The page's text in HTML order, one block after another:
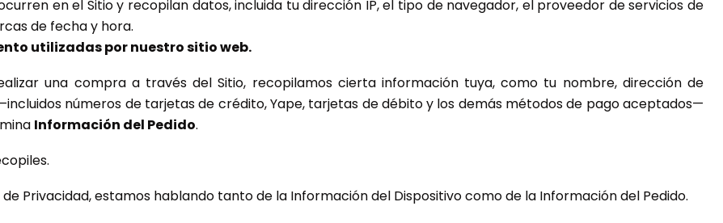
en el Sitio y recopilan datos, incluida tu dirección IP, el tipo de navegador, el proveedor de servicios de
de fecha y hora.
utilizadas por nuestro sitio web.
una compra a través del Sitio, recopilamos cierta información tuya, como tu nombre, dirección de
números de tarjetas de crédito, Yape, tarjetas de débito y los demás métodos de pago aceptados—
Información del Pedido.
Privacidad, estamos hablando tanto de la Información del Dispositivo como de la Información del Pedido.